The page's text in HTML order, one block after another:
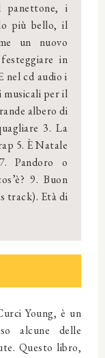
i
più bello, il
un nuovo
in
nel cd audio i
per il
albero di
3. La
5. È Natale
Pandoro o
9. Buon
track). Età di
Young, è un
alcune delle
Questo libro,